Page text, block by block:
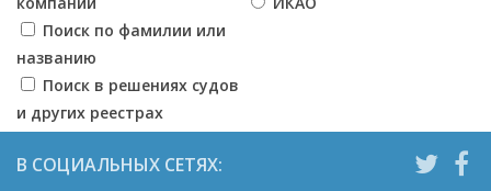
Поиск по фамилии или
названию
Поиск в решениях судов
и других реестрах